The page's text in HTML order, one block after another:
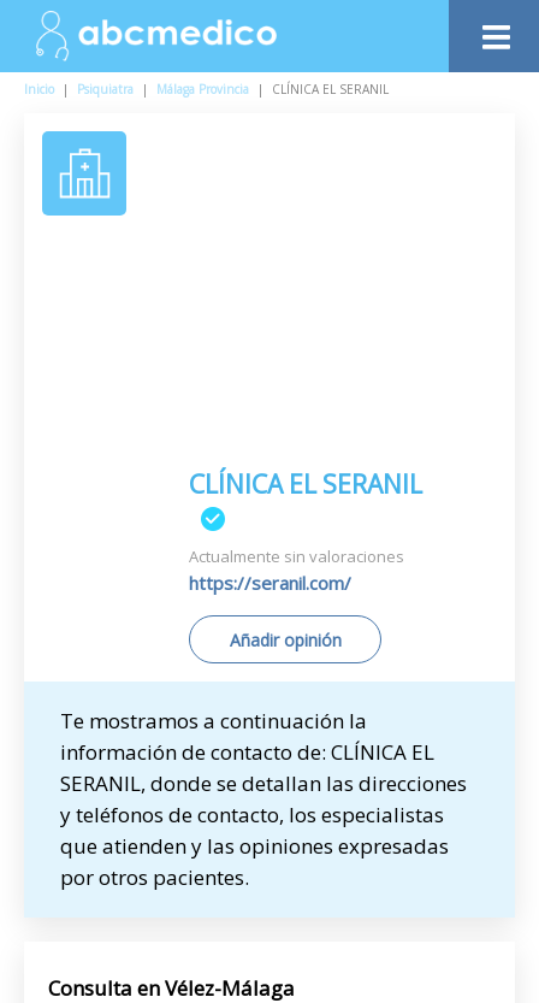
Inicio | Psiquiatra | Málaga Provincia | CLÍNICA EL SERANIL
CLÍNICA EL SERANIL
Actualmente sin valoraciones
https://seranil.com/
Añadir opinión
Te mostramos a continuación la
información de contacto de: CLÍNICA EL
SERANIL, donde se detallan las direcciones
y teléfonos de contacto, los especialistas
que atienden y las opiniones expresadas
por otros pacientes.
Consulta en Vélez-Málaga